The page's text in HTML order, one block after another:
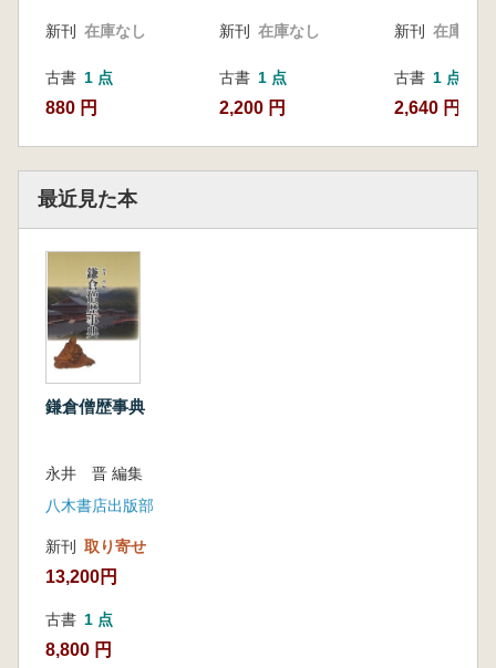
新刊 在庫なし
古書 1 点
880 円
新刊 在庫なし
古書 1 点
2,200 円
新刊 在庫なし
古書 1 点
2,640 円
最近見た本
鎌倉僧歴事典
永井 晋 編集
八木書店出版部
新刊 取り寄せ
13,200円
古書 1 点
8,800 円